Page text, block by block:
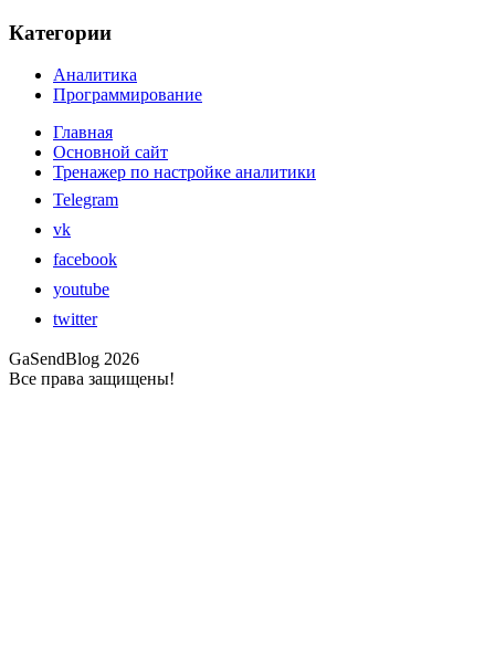
Категории
Аналитика
Программирование
Главная
Основной сайт
Тренажер по настройке аналитики
Telegram
vk
facebook
youtube
twitter
GaSendBlog 2026
Все права защищены!